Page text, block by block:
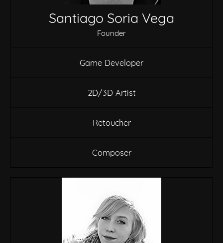
Santiago Soria Vega
Founder
Game Developer
2D/3D Artist
Retoucher
Composer